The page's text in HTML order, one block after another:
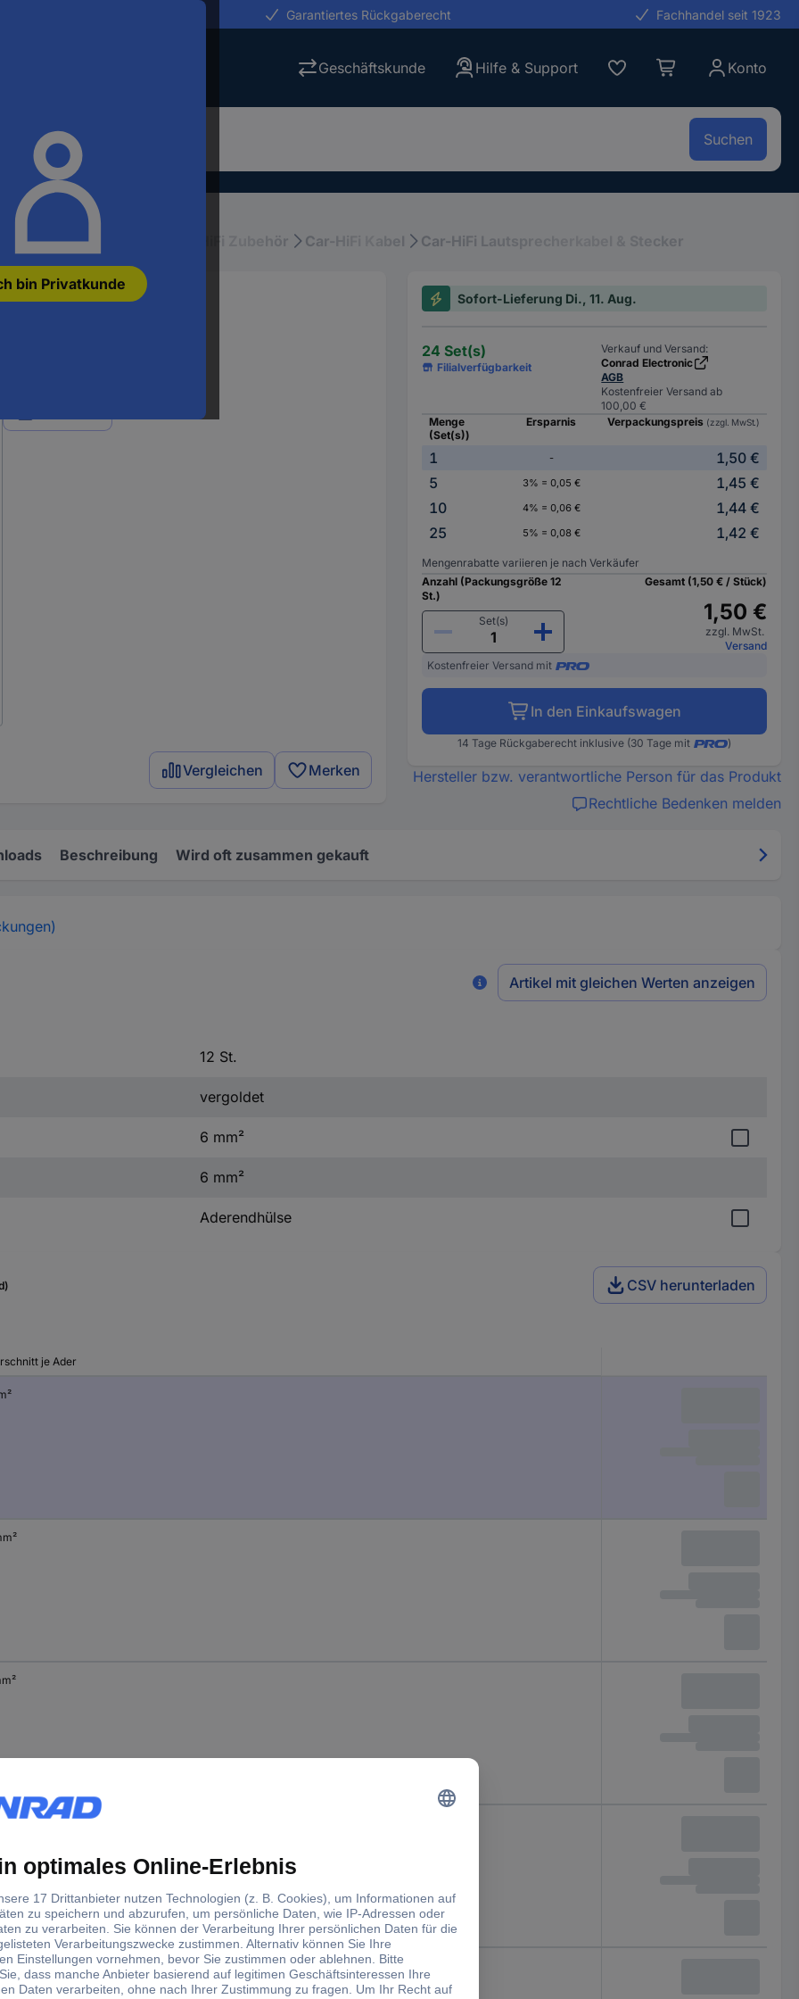
bin Privatkunde
Garantiertes Rückgaberecht Fachhandel seit 1923
Geschäftskunde Hilfe & Support Konto
Suchen
HiFi, Entertainment Car-HiFi Zubehör Car-HiFi Kabel Car-HiFi Lautsprecherkabel & Stecker
Vergleichen Merken
Sofort-Lieferung Di., 11. Aug.
24 Set(s)
Filialverfügbarkeit
Verkauf und Versand:
Conrad Electronic
AGB
Kostenfreier Versand ab
100,00 €
Menge
(Set(s))
Ersparnis Verpackungspreis (zzgl. MwSt.)
1 -
1,50 €
5
3% = 0,05 €
1,45 €
10
4% = 0,06 €
1,44 €
25
5% = 0,08 € 1,42 €
Mengenrabatte variieren je nach Verkäufer
Anzahl (Packungsgröße 12
St.)
Set(s)
Gesamt (1,50 € / Stück)
1,50 €
zzgl. MwSt.
Versand
Kostenfreier Versand mit
In den Einkaufswagen
14 Tage Rückgaberecht inklusive (30 Tage mit )
Hersteller bzw. verantwortliche Person für das Produkt
Rechtliche Bedenken melden
Beschreibung Wird oft zusammen gekauft
Artikel mit gleichen Werten anzeigen
12 St.
vergoldet
6 mm²
6 mm²
Aderendhülse
CSV herunterladen
je Ader